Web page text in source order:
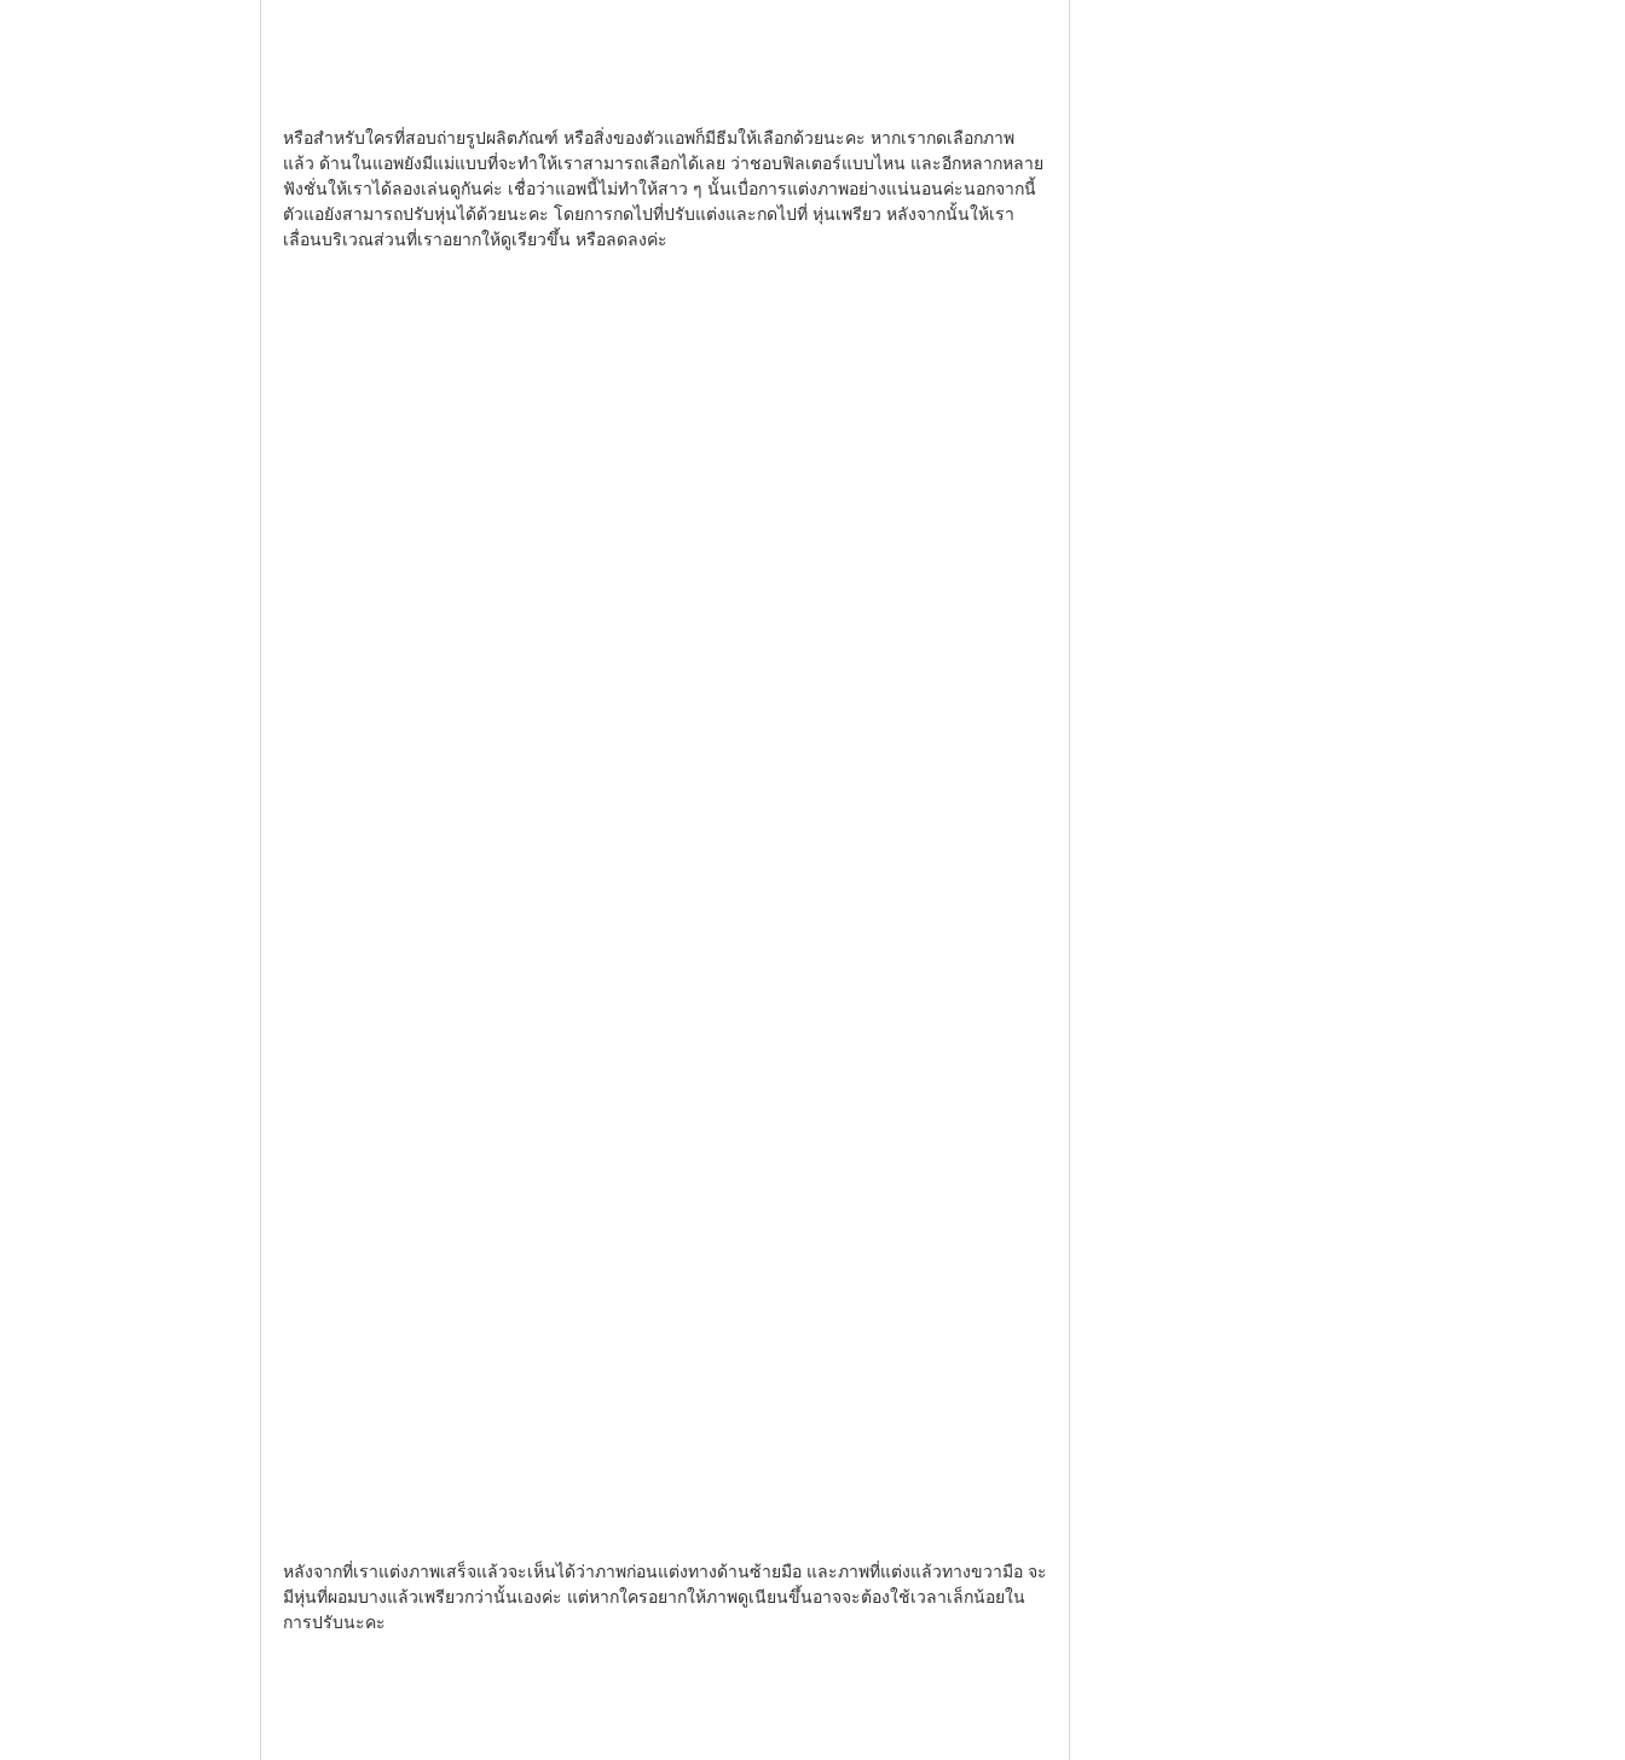
หรือสำหรับใครที่สอบถ่ายรูปผลิตภัณฑ์ หรือสิ่งของตัวแอพก็มีธีมให้เลือกด้วยนะคะ หากเรากดเลือกภาพ
แล้ว ด้านในแอพยังมีแม่แบบที่จะทำให้เราสามารถเลือกได้เลย ว่าชอบฟิลเตอร์แบบไหน และอีกหลากหลาย
ฟังชั่นให้เราได้ลองเล่นดูกันค่ะ เชื่อว่าแอพนี้ไม่ทำให้สาว ๆ นั้นเบื่อการแต่งภาพอย่างแน่นอนค่ะนอกจากนี้
ตัวแอยังสามารถปรับหุ่นได้ด้วยนะคะ โดยการกดไปที่ปรับแต่งและกดไปที่ หุ่นเพรียว หลังจากนั้นให้เรา
เลื่อนบริเวณส่วนที่เราอยากให้ดูเรียวขึ้น หรือลดลงค่ะ
หลังจากที่เราแต่งภาพเสร็จแล้วจะเห็นได้ว่าภาพก่อนแต่งทางด้านซ้ายมือ และภาพที่แต่งแล้วทางขวามือ จะ
มีหุ่นที่ผอมบางแล้วเพรียวกว่านั้นเองค่ะ แต่หากใครอยากให้ภาพดูเนียนขึ้นอาจจะต้องใช้เวลาเล็กน้อยใน
การปรับนะคะ